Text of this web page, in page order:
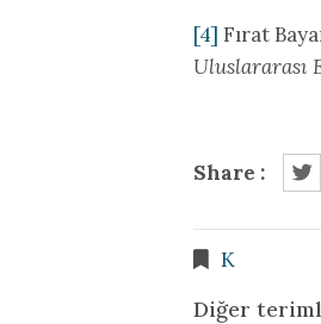
[4] Fırat
Uluslararası
Share :
K
Diğer